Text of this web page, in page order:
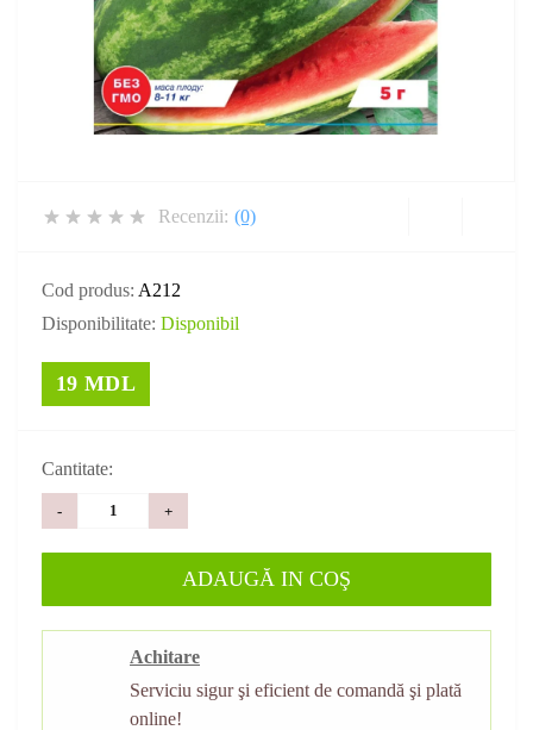
Recenzii: (0)
Cod produs: A212
Disponibilitate: Disponibil
19 MDL
Cantitate:
- +
ADAUGĂ IN COŞ
Achitare
Serviciu sigur şi eficient de comandă şi plată
online!